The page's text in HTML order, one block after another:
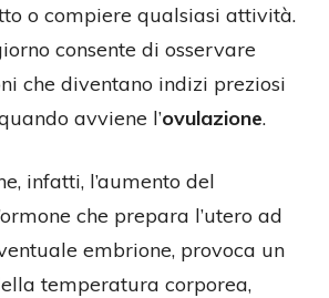
o compiere qualsiasi attività.
consente di osservare
che diventano indizi preziosi
avviene l’ovulazione.
infatti, l’aumento del
che prepara l’utero ad
embrione, provoca un
temperatura corporea,